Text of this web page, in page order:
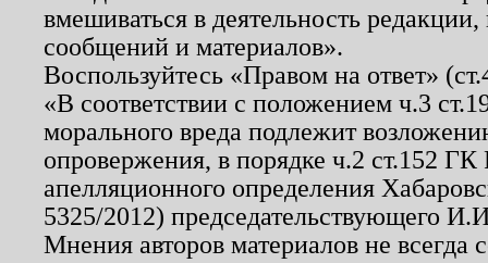
вмешиваться в деятельность
сообщений и материалов».
Воспользуйтесь «Правом на ответ»
«В соответствии с положением ч.3
морального вреда подлежит
опровержения, в порядке ч.2 ст.152
апелляционного определения
5325/2012) председательствующего
Мнения авторов материалов не